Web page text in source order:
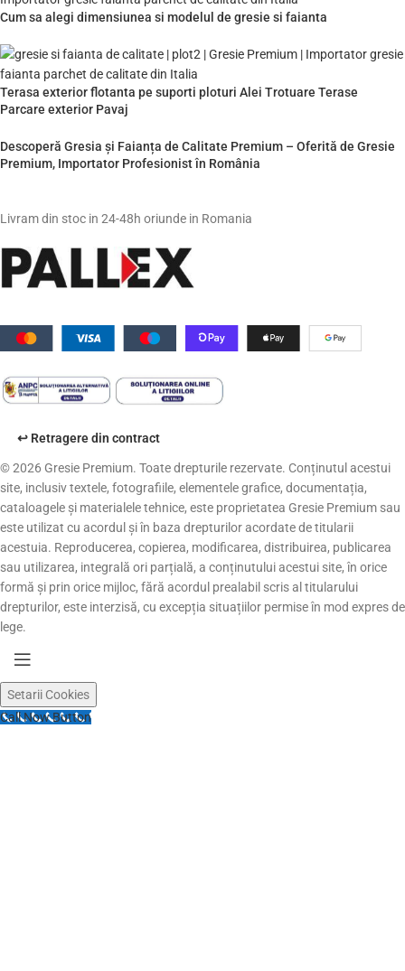
Cum sa alegi dimensiunea si modelul de gresie si faianta
Terasa exterior flotanta pe suporti ploturi Alei Trotuare Terase
Parcare exterior Pavaj
Descoperă Gresia și Faianța de Calitate Premium – Oferită de Gresie
Premium, Importator Profesionist în România
Livram din stoc in 24-48h oriunde in Romania
↩️ Retragere din contract
© 2026 Gresie Premium. Toate drepturile rezervate. Conținutul acestui
site, inclusiv textele, fotografiile, elementele grafice, documentația,
cataloagele și materialele tehnice, este proprietatea Gresie Premium sau
este utilizat cu acordul și în baza drepturilor acordate de titularii
acestuia. Reproducerea, copierea, modificarea, distribuirea, publicarea
sau utilizarea, integrală ori parțială, a conținutului acestui site, în orice
formă și prin orice mijloc, fără acordul prealabil scris al titularului
drepturilor, este interzisă, cu excepția situațiilor permise în mod expres de
lege.
Setarii Cookies
Call Now Button